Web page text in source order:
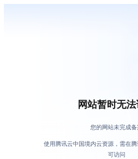
网站暂时无
您的网站未完成备
使用腾讯云中国境内云资源，需在
可访问